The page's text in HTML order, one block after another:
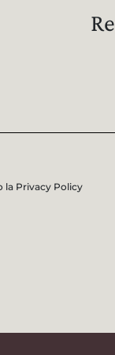
la Privacy Policy